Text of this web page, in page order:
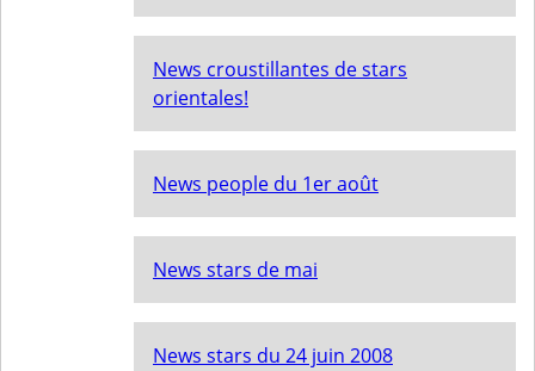
News croustillantes de stars
orientales!
News people du 1er août
News stars de mai
News stars du 24 juin 2008